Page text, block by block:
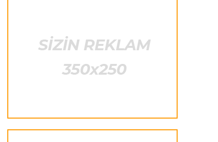
"Onun istedadı uşaq yaşlarından bəlli idi"